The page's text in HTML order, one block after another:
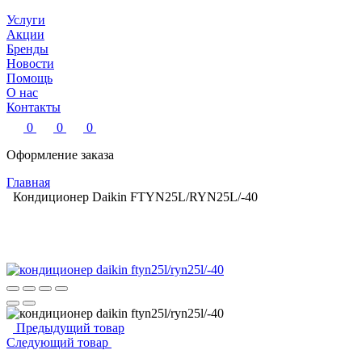
Услуги
Акции
Бренды
Новости
Помощь
О нас
Контакты
0
0
0
Оформление заказа
Главная
Кондиционер Daikin FTYN25L/RYN25L/-40
Предыдущий товар
Следующий товар